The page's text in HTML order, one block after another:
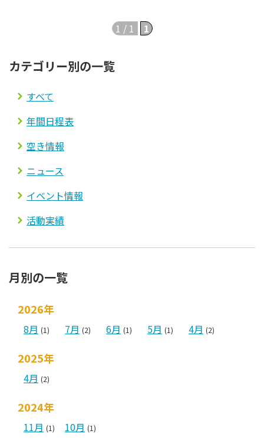
1 / 1 1
カテゴリー別の一覧
すべて
年間日程表
空き情報
ニュース
イベント情報
活動実績
月別の一覧
2026年
8月 (1) 7月 (2) 6月 (1) 5月 (1) 4月 (2)
2025年
4月 (2)
2024年
11月 (1) 10月 (1)